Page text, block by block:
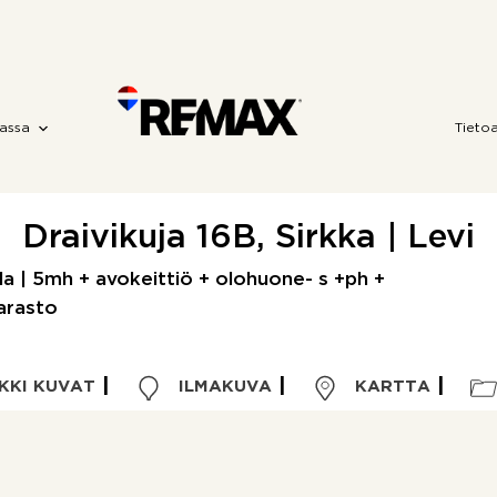
Draivikuja 16B, Sirkka | Levi
| 5mh + avokeittiö + olohuone- s +ph +
KUVAT ILMAKUVA KARTTA